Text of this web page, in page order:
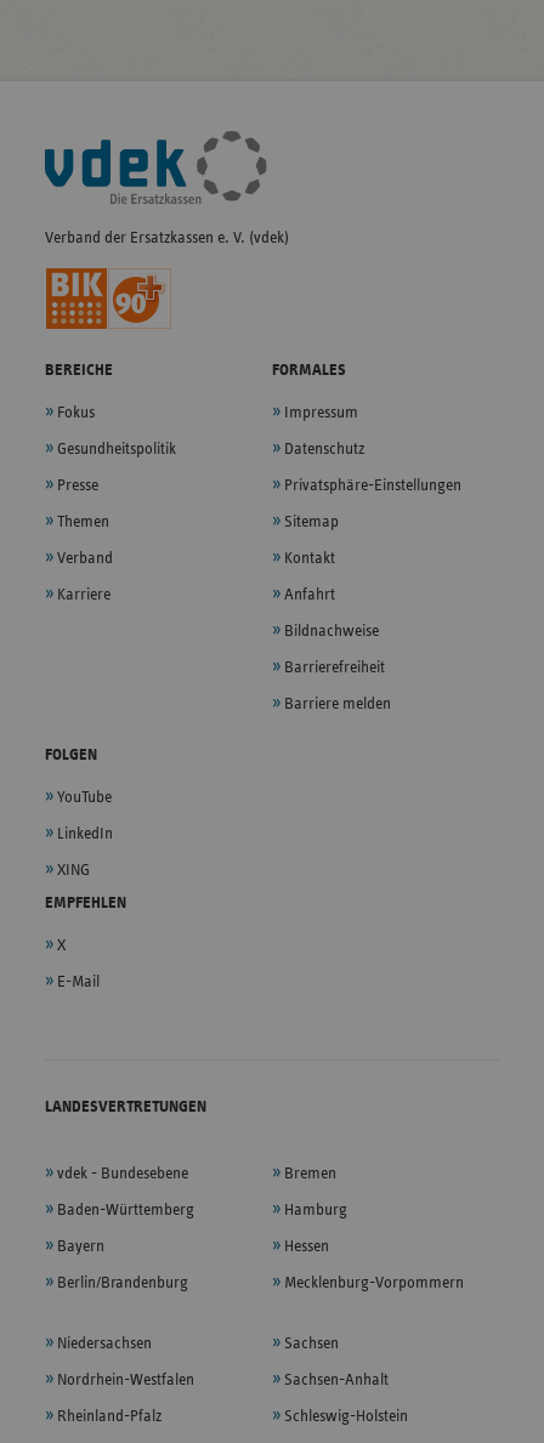
Fußleisten-
Navigation
Verband der Ersatzkassen e. V. (vdek)
BEREICHE
Fokus
Gesundheitspolitik
Presse
Themen
Verband
Karriere
FORMALES
Impressum
Datenschutz
Privatsphäre-Einstellungen
Sitemap
Kontakt
Anfahrt
Bildnachweise
Barrierefreiheit
Barriere melden
FOLGEN
YouTube
LinkedIn
XING
EMPFEHLEN
X
E-Mail
LANDESVERTRETUNGEN
vdek - Bundesebene
Baden-Württemberg
Bayern
Berlin/Brandenburg
Bremen
Hamburg
Hessen
Mecklenburg-Vorpommern
Niedersachsen
Nordrhein-Westfalen
Rheinland-Pfalz
Sachsen
Sachsen-Anhalt
Schleswig-Holstein